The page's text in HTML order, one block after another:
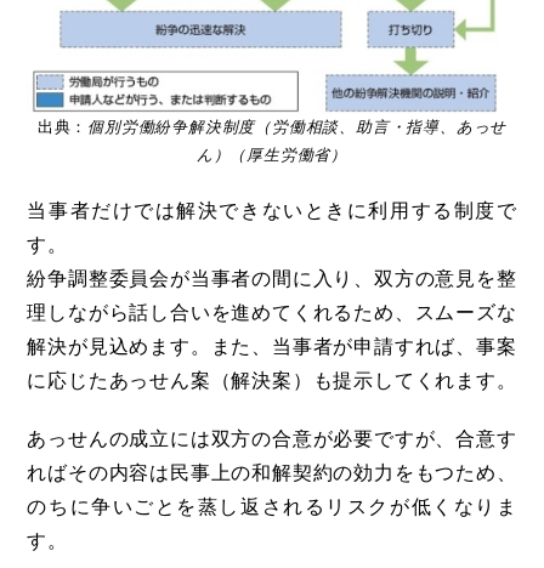
出典： 個別労働紛争解決制度（労働相談、助言・指導、あっせ
ん）（厚生労働省）
当事者だけでは解決できないときに利用する制度で
す。
紛争調整委員会が当事者の間に入り、双方の意見を整
理しながら話し合いを進めてくれるため、スムーズな
解決が見込めます。また、当事者が申請すれば、事案
に応じたあっせん案（解決案）も提示してくれます。
あっせんの成立には双方の合意が必要ですが、合意す
ればその内容は民事上の和解契約の効力をもつため、
のちに争いごとを蒸し返されるリスクが低くなりま
す。